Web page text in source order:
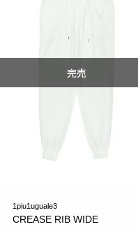
1piu1uguale3
CREASE RIB WIDE